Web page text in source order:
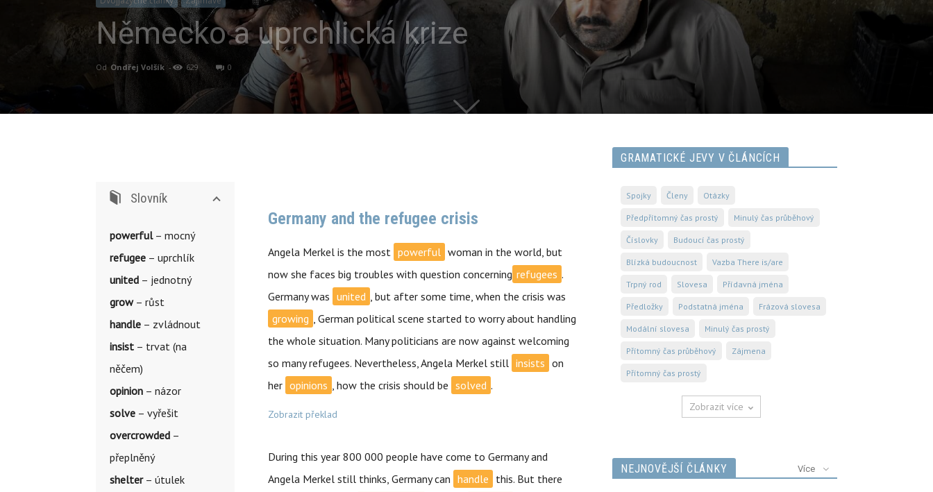
Německo a uprchlická krize
Od Ondřej Volšík - 629 0
Slovník
powerful– mocný
refugee – uprchlík
united – jednotný
grow– růst
handle – zvládnout
insist – trvat (na
něčem)
opinion – názor
solve – vyřešit
overcrowded –
přeplněný
shelter– útulek
Germany and the refugee crisis
Angela Merkel is the most powerful woman in the world, but
now she faces big troubles with question concerning refugees .
Germany was united , but after some time, when the crisis was
growing , German political scene started to worry about handling
the whole situation. Many politicians are now against welcoming
so many refugees. Nevertheless, Angela Merkel still insists on
her opinions , how the crisis should be solved .
Zobrazit překlad
During this year 800 000 people have come to Germany and
Angela Merkel still thinks, Germany can handle this. But there
GRAMATICKÉ JEVY V ČLÁNCÍCH
Spojky Členy Otázky
Předpřítomný čas prostý Minulý čas průběhový
Číslovky Budoucí čas prostý
Blízká budoucnost Vazba There is/are
Trpný rod Slovesa Přídavná jména
Předložky Podstatná jména Frázová slovesa
Modální slovesa Minulý čas prostý
Přítomný čas průběhový Zájmena
Přítomný čas prostý
Zobrazit více
NEJNOVĚJŠÍ ČLÁNKY Více